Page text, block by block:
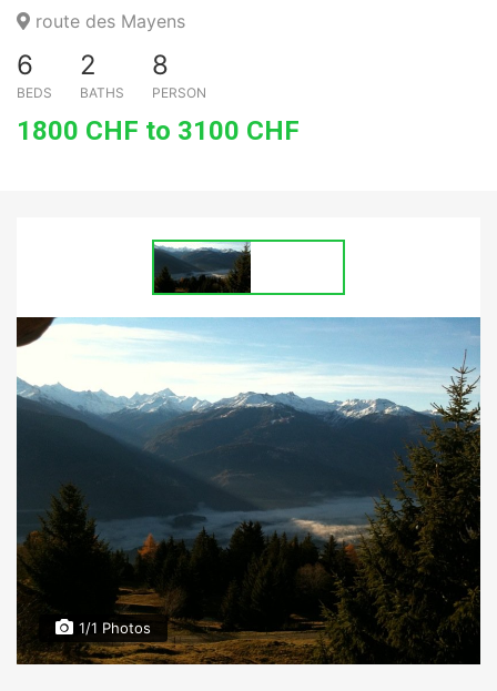
route des Mayens
6
BEDS
2
BATHS
8
PERSON
1800 CHF to 3100 CHF
1/1 Photos